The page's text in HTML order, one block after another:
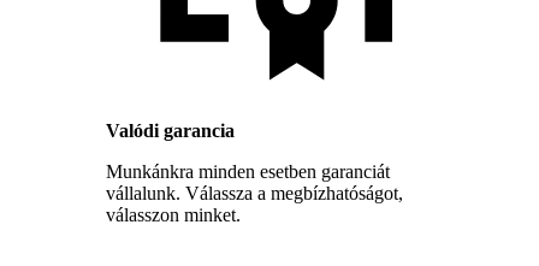
Valódi garancia
Munkánkra minden esetben garanciát
vállalunk. Válassza a megbízhatóságot,
válasszon minket.